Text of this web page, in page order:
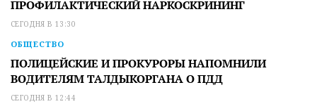
ПРОФИЛАКТИЧЕСКИЙ НАРКОСКРИНИНГ
СЕГОДНЯ В 13:30
ОБЩЕСТВО
ПОЛИЦЕЙСКИЕ И ПРОКУРОРЫ НАПОМНИЛИ
ВОДИТЕЛЯМ ТАЛДЫКОРГАНА О ПДД
СЕГОДНЯ В 12:44